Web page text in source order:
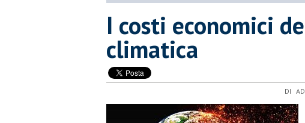
I costi economici
climatica
DI